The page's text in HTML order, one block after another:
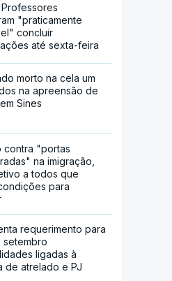
Professores
"praticamente
concluir
até sexta-feira
morto na cela um
na apreensão de
Sines
contra "portas
na imigração,
a todos que
para
requerimento para
setembro
ligadas à
de atrelado e PJ